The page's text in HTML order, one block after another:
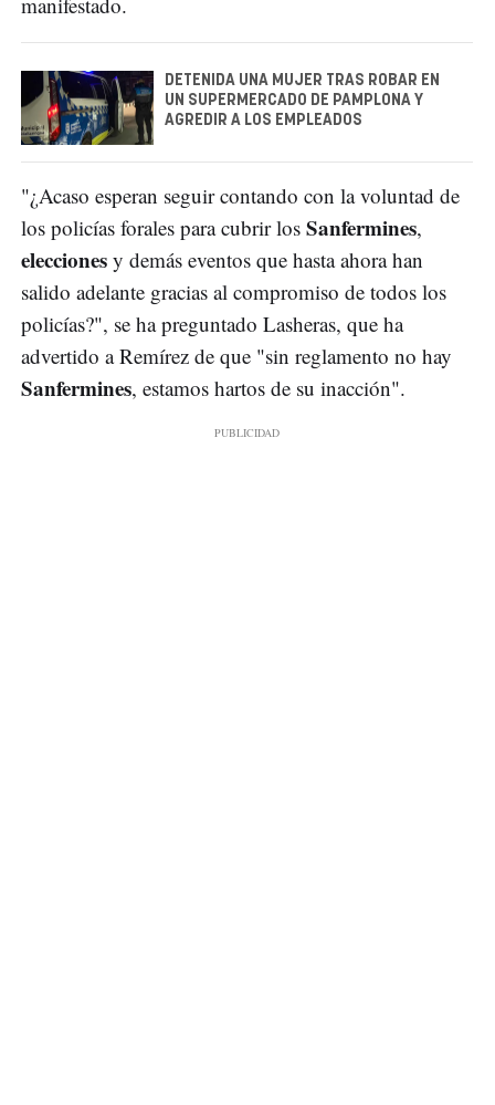
DETENIDA UNA MUJER TRAS ROBAR EN
UN SUPERMERCADO DE PAMPLONA Y
AGREDIR A LOS EMPLEADOS
"¿Acaso esperan seguir contando con la voluntad de
los policías forales para cubrir los Sanfermines,
elecciones y demás eventos que hasta ahora han
salido adelante gracias al compromiso de todos los
policías?", se ha preguntado Lasheras, que ha
advertido a Remírez de que "sin reglamento no hay
Sanfermines, estamos hartos de su inacción".